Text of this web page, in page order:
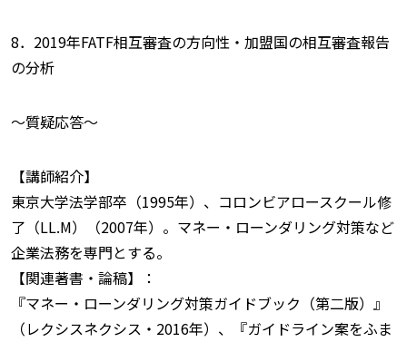
8．2019年FATF相互審査の方向性・加盟国の相互審査報告
の分析
〜質疑応答〜
【講師紹介】
東京大学法学部卒（1995年）、コロンビアロースクール修
了（LL.M）（2007年）。マネー・ローンダリング対策など
企業法務を専門とする。
【関連著書・論稿】：
『マネー・ローンダリング対策ガイドブック（第二版）』
（レクシスネクシス・2016年）、『ガイドライン案をふま